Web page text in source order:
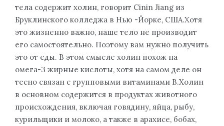
тела содержит холин, говорит Cinin Jiang из
Бруклинского колледжа в Нью -Йорке, США.Хотя
это жизненно важно, наше тело не производит
его самостоятельно. Поэтому вам нужно получить
это от еды. В этом смысле холин похож на
омега-3 жирные кислоты, хотя на самом деле он
тесно связан с групповыми витаминами В.Холин
в основном содержится в продуктах животного
происхождения, включая говядину, яйца, рыбу,
курильщики и молоко, а также в арахисе, бобах,